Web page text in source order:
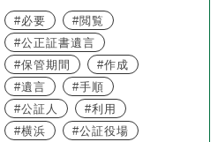
必要
閲覧
公正証書遺言
保管期間
作成
遺言
手順
公証人
利用
横浜
公証役場